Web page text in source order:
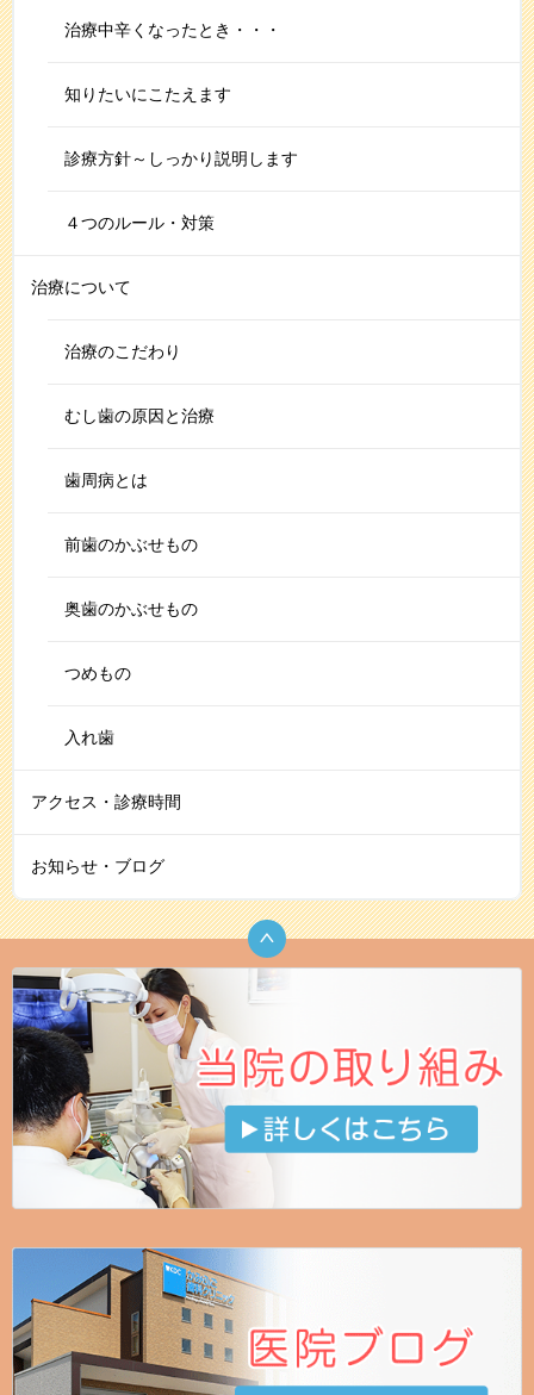
治療中辛くなったとき・・・
知りたいにこたえます
診療方針～しっかり説明します
４つのルール・対策
治療について
治療のこだわり
むし歯の原因と治療
歯周病とは
前歯のかぶせもの
奥歯のかぶせもの
つめもの
入れ歯
アクセス・診療時間
お知らせ・ブログ